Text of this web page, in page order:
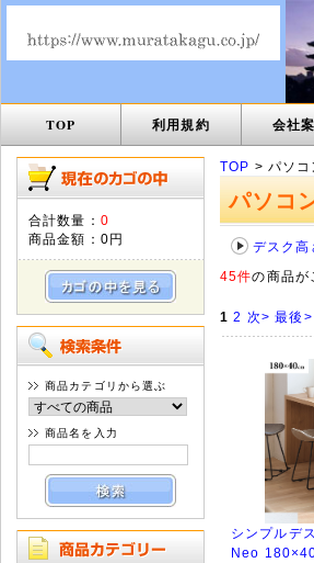
TOP 利用規約 会社
合計数量： 0
商品金額： 0円
商品カテゴリから選ぶ
商品名を入力
TOP > パソコ
パソコ
デスク高
45件の商品が
1 2 次> 最後>
シンプルデ
Neo